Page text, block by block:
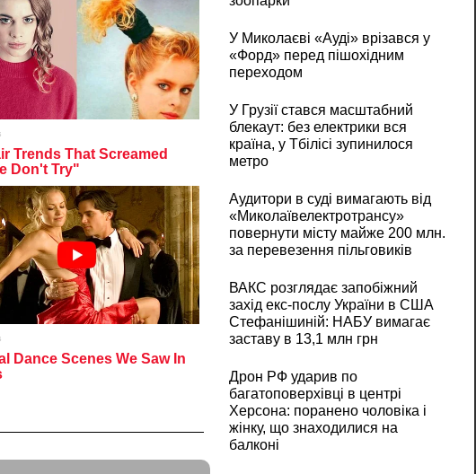
У Миколаєві «Ауді» врізався у
«Форд» перед пішохідним
переходом
У Грузії стався масштабний
блекаут: без електрики вся
країна, у Тбілісі зупинилося
метро
Аудитори в суді вимагають від
«Миколаївелектротрансу»
повернути місту майже 200 млн.
за перевезення пільговиків
ВАКС розглядає запобіжний
захід екс-послу України в США
Стефанішиній: НАБУ вимагає
заставу в 13,1 млн грн
Дрон РФ ударив по
багатоповерхівці в центрі
Херсона: поранено чоловіка і
жінку, що знаходилися на
балконі